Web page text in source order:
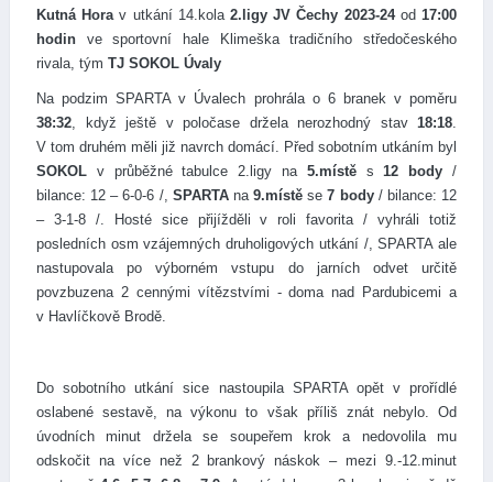
Kutná Hora v utkání 14.kola2.ligy JV Čechy 2023-24od 17:00
hodin ve sportovní hale Klimeška tradičního středočeského
rivala, tým TJ SOKOL Úvaly
Na podzim SPARTA v Úvalech prohrála o 6 branek v poměru
38:32, když ještě v poločase držela nerozhodný stav 18:18.
V tom druhém měli již navrch domácí. Před sobotním utkáním byl
SOKOL v průběžné tabulce 2.ligy na 5.místěs12 body /
bilance: 12 – 6-0-6 /, SPARTAna9.místě se7 body/ bilance: 12
– 3-1-8 /. Hosté sice přijížděli v roli favorita / vyhráli totiž
posledních osm vzájemných druholigových utkání /, SPARTA ale
nastupovala po výborném vstupu do jarních odvet určitě
povzbuzena 2 cennými vítězstvími - doma nad Pardubicemi a
v Havlíčkově Brodě.
Do sobotního utkání sice nastoupila SPARTA opět v prořídlé
oslabené sestavě, na výkonu to však příliš znát nebylo. Od
úvodních minut držela se soupeřem krok a nedovolila mu
odskočit na více než 2 brankový náskok – mezi 9.-12.minut